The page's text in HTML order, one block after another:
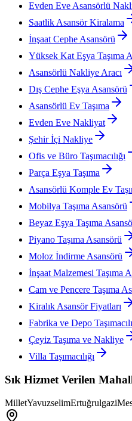
Evden Eve Asansörlü
Saatlik Asansör Kiralama
İnşaat Cephe Asansörü
Yüksek Kat Eşya Taşıma
Asansörlü Nakliye Aracı
Dış Cephe Eşya Asansörü
Asansörlü Ev Taşıma
Evden Eve Nakliyat
Şehir İçi Nakliye
Ofis ve Büro Taşımacılığı
Parça Eşya Taşıma
Asansörlü Komple Ev
Mobilya Taşıma Asansörü
Beyaz Eşya Taşıma
Piyano Taşıma Asansörü
Moloz İndirme Asansörü
İnşaat Malzemesi Taşıma
Cam ve Pencere Taşıma
Kiralık Asansör Fiyatları
Fabrika ve Depo
Çeyiz Taşıma ve Nakliye
Villa Taşımacılığı
Sık Hizmet Verilen
MilletYavuzselimErtuğrulgazi